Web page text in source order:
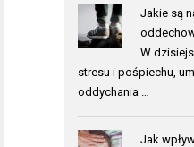
Jakie są
W
stresu i pośpiechu,
oddychania …
Jak